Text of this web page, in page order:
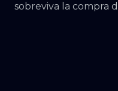
sobreviva la compra